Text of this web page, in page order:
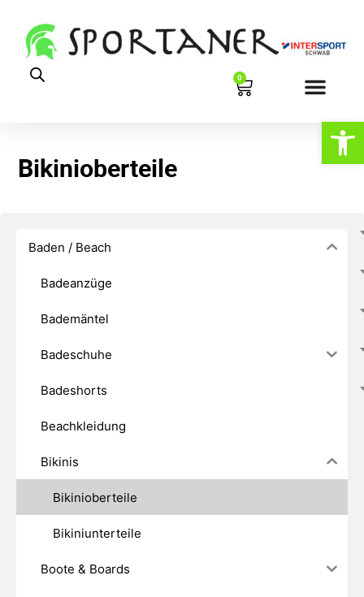
0
Bikinioberteile
Baden / Beach
Badeanzüge
Bademäntel
Badeschuhe
Badeshorts
Beachkleidung
Bikinis
Bikinioberteile
Bikiniunterteile
Boote & Boards